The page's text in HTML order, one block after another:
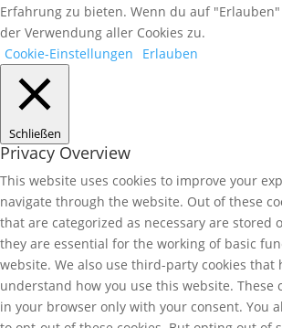
Erfahrung zu bieten. Wenn du auf
der Verwendung aller Cookies zu.
Cookie-Einstellungen
Erlauben
Schließen
Privacy Overview
This website uses cookies to improve your
navigate through the website. Out of these
that are categorized as necessary are stored
they are essential for the working of basic
website. We also use third-party cookies that
understand how you use this website. These
in your browser only with your consent. You